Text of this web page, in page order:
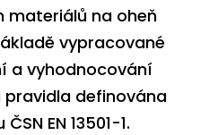
materiálů na oheň
vypracované
a vyhodnocování
pravidla definována
EN 13501-1.